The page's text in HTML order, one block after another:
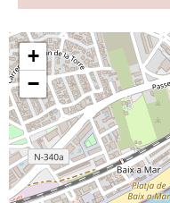
+
−